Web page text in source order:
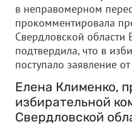
в неправомерном
прокомментировала
Свердловской
подтвердила, что в
поступало заявление
Елена Клименко,
избирательной
Свердловской